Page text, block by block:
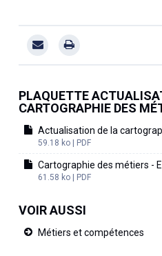
PLAQUETTE
CARTOGRAPHIE DES
Actualisation de la
59.18 ko | PDF
Cartographie des métiers -
61.58 ko | PDF
VOIR AUSSI
Métiers et compétences